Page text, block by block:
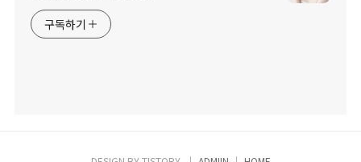
구독하기